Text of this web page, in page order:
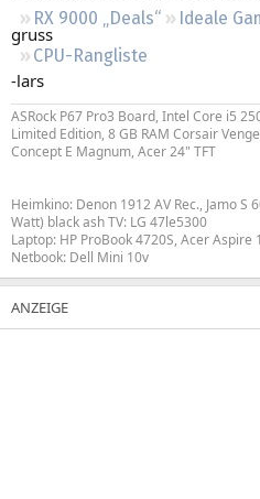
RX 9000 „Deals“
Ideale
CPU-Rangliste
gruss
-lars
ASRock P67 Pro3 Board, Intel Core i5
Limited Edition, 8 GB RAM Corsair
Concept E Magnum, Acer 24" TFT
Heimkino: Denon 1912 AV Rec., Jamo S
Watt) black ash TV: LG 47le5300
Laptop: HP ProBook 4720S, Acer Aspire
Netbook: Dell Mini 10v